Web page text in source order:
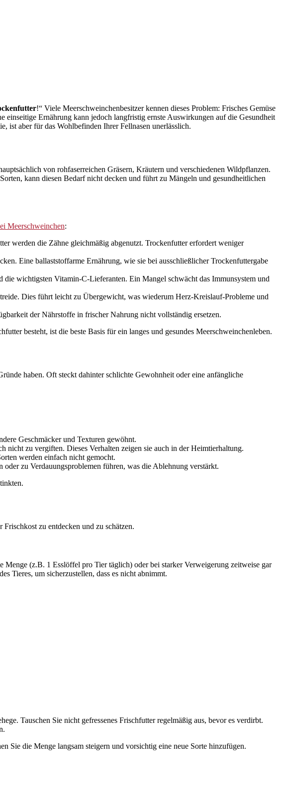
!“ Viele Meerschweinchenbesitzer kennen dieses Problem: Frisches Gemüse
Ernährung kann jedoch langfristig ernste Auswirkungen auf die Gesundheit
ist aber für das Wohlbefinden Ihrer Fellnasen unerlässlich.
von rohfaserreichen Gräsern, Kräutern und verschiedenen Wildpflanzen.
kann diesen Bedarf nicht decken und führt zu Mängeln und gesundheitlichen
Meerschweinchen:
werden die Zähne gleichmäßig abgenutzt. Trockenfutter erfordert weniger
Eine ballaststoffarme Ernährung, wie sie bei ausschließlicher Trockenfuttergabe
wichtigsten Vitamin-C-Lieferanten. Ein Mangel schwächt das Immunsystem und
Dies führt leicht zu Übergewicht, was wiederum Herz-Kreislauf-Probleme und
der Nährstoffe in frischer Nahrung nicht vollständig ersetzen.
besteht, ist die beste Basis für ein langes und gesundes Meerschweinchenleben.
haben. Oft steckt dahinter schlichte Gewohnheit oder eine anfängliche
Geschmäcker und Texturen gewöhnt.
zu vergiften. Dieses Verhalten zeigen sie auch in der Heimtierhaltung.
werden einfach nicht gemocht.
zu Verdauungsproblemen führen, was die Ablehnung verstärkt.
zu entdecken und zu schätzen.
(z.B. 1 Esslöffel pro Tier täglich) oder bei starker Verweigerung zeitweise gar
Tieres, um sicherzustellen, dass es nicht abnimmt.
Tauschen Sie nicht gefressenes Frischfutter regelmäßig aus, bevor es verdirbt.
Sie die Menge langsam steigern und vorsichtig eine neue Sorte hinzufügen.